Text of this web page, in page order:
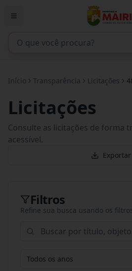
Início Transparência Licitações
Licitações
Consulte as licitações de forma
acessível.
Exportar
Filtros
Refine sua busca usando os
Todos os anos